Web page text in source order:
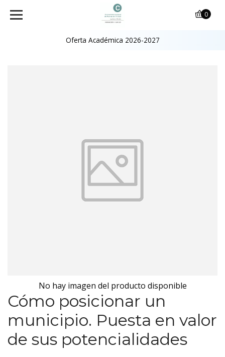
Oferta Académica 2026-2027
0
No hay imagen del producto disponible
Cómo posicionar un
municipio. Puesta en valor
de sus potencialidades